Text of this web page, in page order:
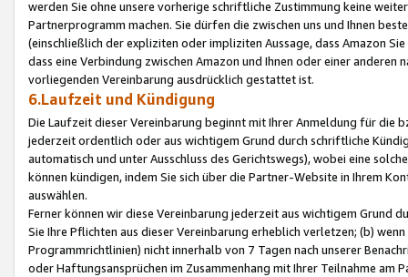
werden Sie ohne unsere vorherige schriftliche Zustimmung keine
Partnerprogramm machen. Sie dürfen die zwischen uns und Ihnen
(einschließlich der expliziten oder impliziten Aussage, dass Amazon
dass eine Verbindung zwischen Amazon und Ihnen oder einer
vorliegenden Vereinbarung ausdrücklich gestattet ist.
6.Laufzeit und Kündigung
Die Laufzeit dieser Vereinbarung beginnt mit Ihrer Anmeldung für die
jederzeit ordentlich oder aus wichtigem Grund durch schriftliche
automatisch und unter Ausschluss des Gerichtswegs), wobei eine
können kündigen, indem Sie sich über die Partner-Website in Ihrem
auswählen.
Ferner können wir diese Vereinbarung jederzeit aus wichtigem Grund
Sie Ihre Pflichten aus dieser Vereinbarung erheblich verletzen; (b)
Programmrichtlinien) nicht innerhalb von 7 Tagen nach unserer
oder Haftungsansprüchen im Zusammenhang mit Ihrer Teilnahme am